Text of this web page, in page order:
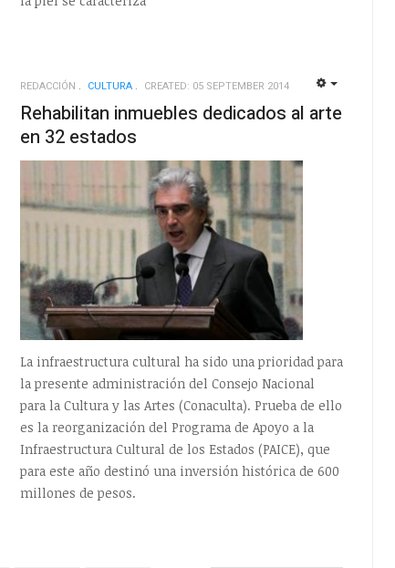
REDACCIÓN CULTURA CREATED: 05 SEPTEMBER 2014
Rehabilitan inmuebles dedicados al arte
en 32 estados
La infraestructura cultural ha sido una prioridad para
la presente administración del Consejo Nacional
para la Cultura y las Artes (Conaculta). Prueba de ello
es la reorganización del Programa de Apoyo a la
Infraestructura Cultural de los Estados (PAICE), que
para este año destinó una inversión histórica de 600
millones de pesos.